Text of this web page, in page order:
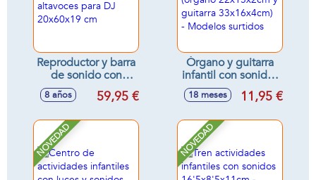
Reproductor y barra
de sonido con
altavoces para DJ
20x60x19 cm
8 años 59,95 €
Órgano y guitarra
infantil con sonidos
(órgano
22x15x2cm y
33x16x4cm) -
Modelos surtidos
18 meses 11,95 €
NOVEDAD NOVEDAD